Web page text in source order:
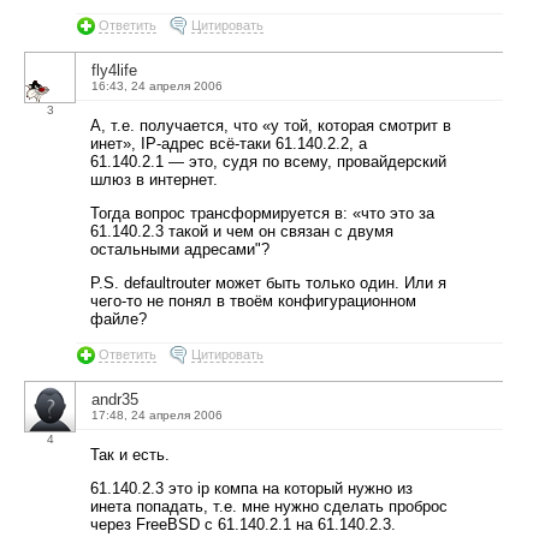
Ответить Цитировать
3
fly4life
16:43, 24 апреля 2006
А, т.е. получается, что «у той, которая смотрит в
инет», IP-адрес всё-таки 61.140.2.2, а
61.140.2.1 — это, судя по всему, провайдерский
шлюз в интернет.
Тогда вопрос трансформируется в: «что это за
61.140.2.3 такой и чем он связан с двумя
остальными адресами"?
P.S. defaultrouter может быть только один. Или я
чего-то не понял в твоём конфигурационном
файле?
Ответить Цитировать
4
andr35
17:48, 24 апреля 2006
Так и есть.
61.140.2.3 это ip компа на который нужно из
инета попадать, т.е. мне нужно сделать проброс
через FreeBSD с 61.140.2.1 на 61.140.2.3.